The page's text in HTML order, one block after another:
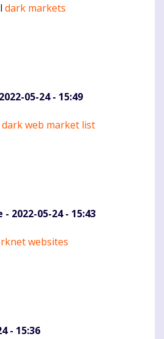
dark markets
05-24 - 15:49
dark web market list
- 2022-05-24 - 15:43
websites
- 15:36